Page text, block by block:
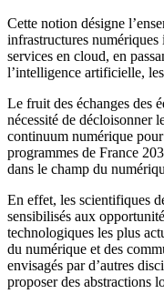
Cette notion désigne
infrastructures
services en cloud, en
l’intelligence artificielle,
Le fruit des échanges des
nécessité de décloisonner
continuum numérique
programmes de France
dans le champ du
En effet, les scientifiques
sensibilisés aux
technologiques les plus
du numérique et des
envisagés par d’autres
proposer des abstractions